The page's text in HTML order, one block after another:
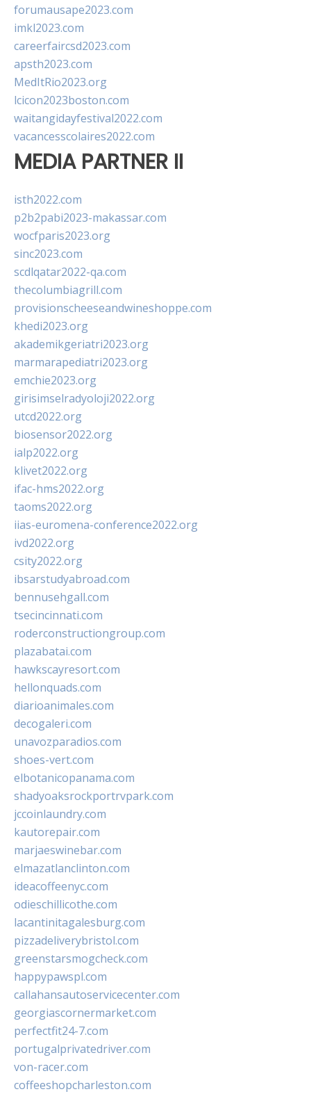
forumausape2023.com
imkl2023.com
careerfaircsd2023.com
apsth2023.com
MedItRio2023.org
lcicon2023boston.com
waitangidayfestival2022.com
vacancesscolaires2022.com
MEDIA PARTNER II
isth2022.com
p2b2pabi2023-makassar.com
wocfparis2023.org
sinc2023.com
scdlqatar2022-qa.com
thecolumbiagrill.com
provisionscheeseandwineshoppe.com
khedi2023.org
akademikgeriatri2023.org
marmarapediatri2023.org
emchie2023.org
girisimselradyoloji2022.org
utcd2022.org
biosensor2022.org
ialp2022.org
klivet2022.org
ifac-hms2022.org
taoms2022.org
iias-euromena-conference2022.org
ivd2022.org
csity2022.org
ibsarstudyabroad.com
bennusehgall.com
tsecincinnati.com
roderconstructiongroup.com
plazabatai.com
hawkscayresort.com
hellonquads.com
diarioanimales.com
decogaleri.com
unavozparadios.com
shoes-vert.com
elbotanicopanama.com
shadyoaksrockportrvpark.com
jccoinlaundry.com
kautorepair.com
marjaeswinebar.com
elmazatlanclinton.com
ideacoffeenyc.com
odieschillicothe.com
lacantinitagalesburg.com
pizzadeliverybristol.com
greenstarsmogcheck.com
happypawspl.com
callahansautoservicecenter.com
georgiascornermarket.com
perfectfit24-7.com
portugalprivatedriver.com
von-racer.com
coffeeshopcharleston.com